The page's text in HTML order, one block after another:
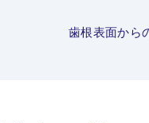
歯根表面から